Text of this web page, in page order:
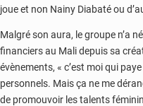
joue et non Nainy Diabaté ou
Malgré son aura, le groupe n’a
financiers au Mali depuis sa
évènements, « c’est moi qui
personnels. Mais ça ne me
de promouvoir les talents